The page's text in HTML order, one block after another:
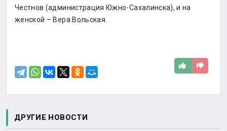
Честнов (администрация Южно-Сахалинска), и на
женской – Вера Вольская.
ДРУГИЕ НОВОСТИ